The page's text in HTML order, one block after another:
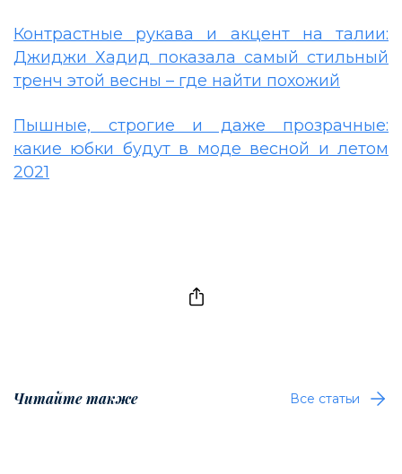
Контрастные рукава и акцент на талии:
Джиджи Хадид показала самый стильный
тренч этой весны – где найти похожий
Пышные, строгие и даже прозрачные:
какие юбки будут в моде весной и летом
2021
Читайте также Все статьи